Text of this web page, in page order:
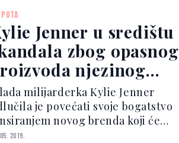
ili pak nude manikure, ovaj bi
se nov...Jenner u središtu
zbog opasnog
njezinog
brenda
milijarderka Kylie Jenner
je povećati svoje bogatstvo
novog brenda koji će
proizvode preparativne
2019.